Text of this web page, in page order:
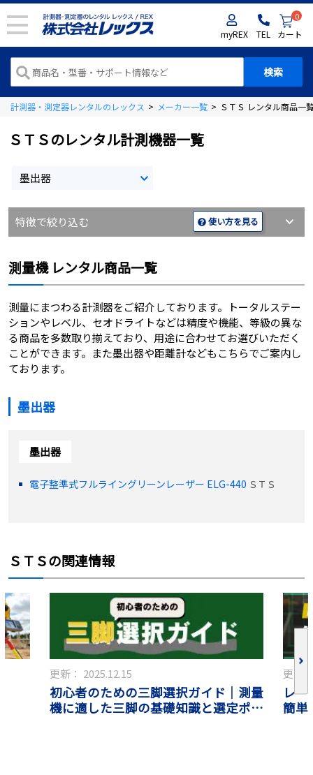
myREX TEL
0
カート
計測器・測定器レンタルのレックス > メーカー一覧 > ＳＴＳ レンタル商品一
ＳＴＳのレンタル計測機器一覧
墨出器
使い方を見る
特徴で絞り込む
測量機 レンタル商品一覧
測量にまつわる計測器をご紹介しております。トータルステー
ションやレベル、セオドライトなどは精度や機能、等級の異な
る商品を多数取り揃えており、用途に合わせてお選びいただく
ことができます。また墨出器や距離計などもこちらでご案内し
ております。
墨出器
墨出器
電子整準式フルライングリーンレーザー ELG-440 ＳＴＳ
ＳＴＳの関連情報
更新： 2025.12.15
初心者のための三脚選択ガイド｜測量
機に適した三脚の基礎知識と選定ポイ
更新
レ
簡単